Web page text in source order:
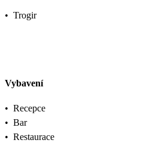
• Trogir
Vybavení
• Recepce
• Bar
• Restaurace